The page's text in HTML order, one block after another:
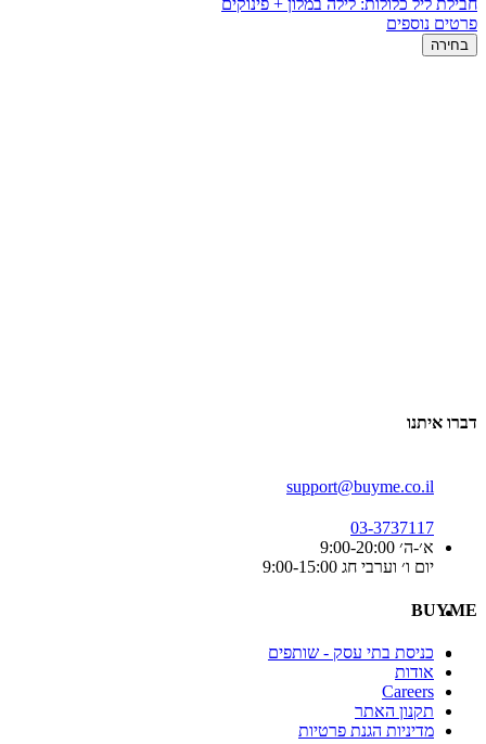
פרטים נוספים
בחירה
דברו איתנו
support@buyme.co.il
03-3737117
א׳-ה׳ 9:00-20:00
יום ו׳ וערבי חג 9:00-15:00
BUYME
כניסת בתי עסק - שותפים
אודות
Careers
תקנון האתר
מדיניות הגנת פרטיות